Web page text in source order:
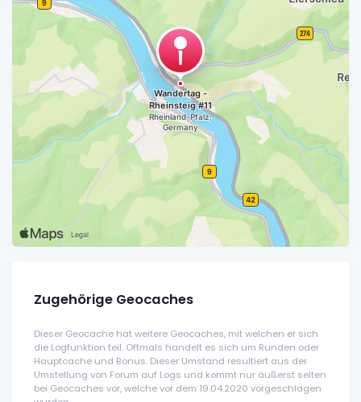
Zugehörige Geocaches
Dieser Geocache hat weitere Geocaches, mit welchen er sich
die Logfunktion teil. Oftmals handelt es sich um Runden oder
Hauptcache und Bonus. Dieser Umstand resultiert aus der
Umstellung von Forum auf Logs und kommt nur äußerst selten
bei Geocaches vor, welche vor dem 19.04.2020 vorgeschlagen